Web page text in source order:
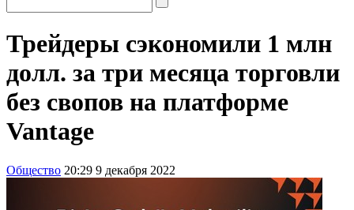
Трейдеры сэкономили 1 млн
долл. за три месяца торговли
без свопов на платформе
Vantage
Общество 20:29 9 декабря 2022